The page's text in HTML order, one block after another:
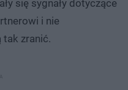
się sygnały dotyczące
i nie
tak zranić.